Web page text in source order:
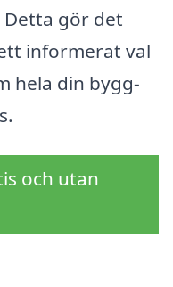
gör det
informerat val
hela din bygg-
och utan